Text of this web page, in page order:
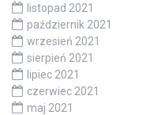
listopad 2021
październik 2021
wrzesień 2021
sierpień 2021
lipiec 2021
czerwiec 2021
maj 2021